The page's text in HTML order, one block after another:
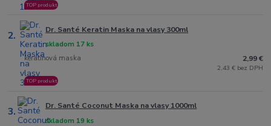
TOP produkt
2. Dr. Santé Keratin Maska na vlasy 300ml
keratínová maska
skladom 17 ks
TOP produkt
2,99 €
2,43 € bez DPH
3. Dr. Santé Coconut Maska na vlasy 1000ml
skladom 19 ks